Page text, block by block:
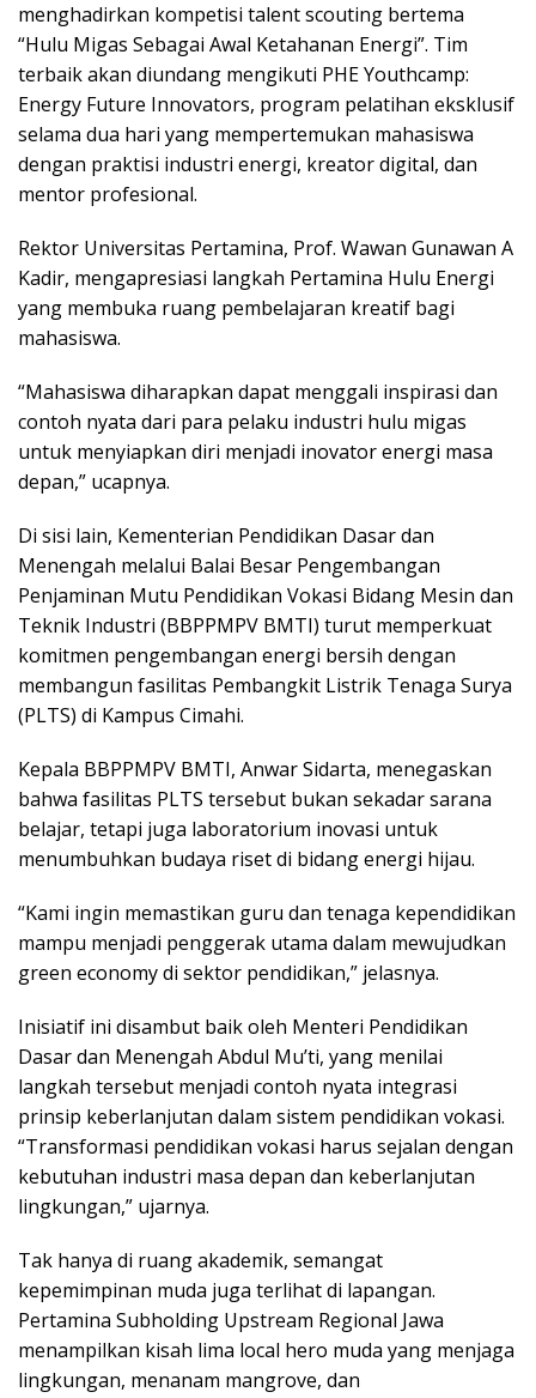
menghadirkan kompetisi talent scouting bertema
“Hulu Migas Sebagai Awal Ketahanan Energi”. Tim
terbaik akan diundang mengikuti PHE Youthcamp:
Energy Future Innovators, program pelatihan eksklusif
selama dua hari yang mempertemukan mahasiswa
dengan praktisi industri energi, kreator digital, dan
mentor profesional.
Rektor Universitas Pertamina, Prof. Wawan Gunawan A
Kadir, mengapresiasi langkah Pertamina Hulu Energi
yang membuka ruang pembelajaran kreatif bagi
mahasiswa.
“Mahasiswa diharapkan dapat menggali inspirasi dan
contoh nyata dari para pelaku industri hulu migas
untuk menyiapkan diri menjadi inovator energi masa
depan,” ucapnya.
Di sisi lain, Kementerian Pendidikan Dasar dan
Menengah melalui Balai Besar Pengembangan
Penjaminan Mutu Pendidikan Vokasi Bidang Mesin dan
Teknik Industri (BBPPMPV BMTI) turut memperkuat
komitmen pengembangan energi bersih dengan
membangun fasilitas Pembangkit Listrik Tenaga Surya
(PLTS) di Kampus Cimahi.
Kepala BBPPMPV BMTI, Anwar Sidarta, menegaskan
bahwa fasilitas PLTS tersebut bukan sekadar sarana
belajar, tetapi juga laboratorium inovasi untuk
menumbuhkan budaya riset di bidang energi hijau.
“Kami ingin memastikan guru dan tenaga kependidikan
mampu menjadi penggerak utama dalam mewujudkan
green economy di sektor pendidikan,” jelasnya.
Inisiatif ini disambut baik oleh Menteri Pendidikan
Dasar dan Menengah Abdul Mu’ti, yang menilai
langkah tersebut menjadi contoh nyata integrasi
prinsip keberlanjutan dalam sistem pendidikan vokasi.
“Transformasi pendidikan vokasi harus sejalan dengan
kebutuhan industri masa depan dan keberlanjutan
lingkungan,” ujarnya.
Tak hanya di ruang akademik, semangat
kepemimpinan muda juga terlihat di lapangan.
Pertamina Subholding Upstream Regional Jawa
menampilkan kisah lima local hero muda yang menjaga
lingkungan, menanam mangrove, dan